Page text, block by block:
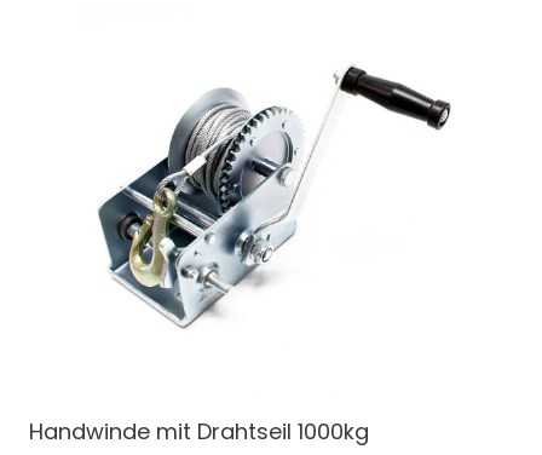
Handwinde mit Drahtseil 1000kg